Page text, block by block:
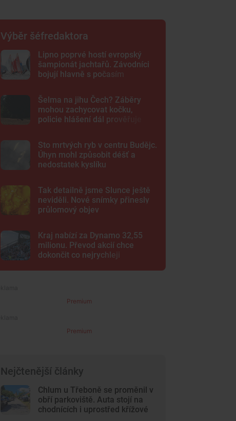
Výběr šéfredaktora
Lipno poprvé hostí evropský
šampionát jachtařů. Závodníci
bojují hlavně s počasím
Šelma na jihu Čech? Záběry
mohou zachycovat kočku,
policie hlášení dál prověřuje
Sto mrtvých ryb v centru Budějc.
Úhyn mohl způsobit déšť a
nedostatek kyslíku
Tak detailně jsme Slunce ještě
neviděli. Nové snímky přinesly
průlomový objev
Kraj nabízí za Dynamo 32,55
milionu. Převod akcií chce
dokončit co nejrychleji
Premium
Premium
Nejčtenější články
Chlum u Třeboně se proměnil v
obří parkoviště. Auta stojí na
chodnících i uprostřed křížové